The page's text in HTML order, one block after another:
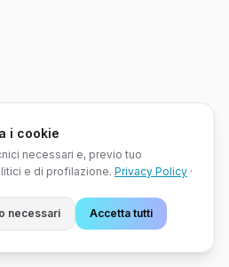
i cookie
necessari e, previo tuo
e di profilazione. Privacy Policy ·
necessari Accetta tutti